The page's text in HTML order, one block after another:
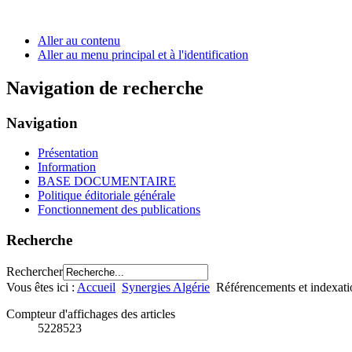
Aller au contenu
Aller au menu principal et à l'identification
Navigation de recherche
Navigation
Présentation
Information
BASE DOCUMENTAIRE
Politique éditoriale générale
Fonctionnement des publications
Recherche
Rechercher
Vous êtes ici : Accueil Synergies Algérie Référencements et
Compteur d'affichages des articles
5228523